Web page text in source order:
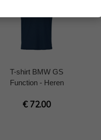
T-shirt BMW GS
Function - Heren
€ 72.00